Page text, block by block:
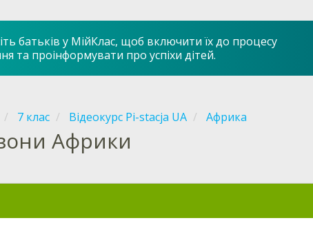
батьків у МійКлас, щоб включити їх до процесу
та проінформувати про успіхи дітей.
7 клас Відеокурс Pi-stacja UA Африка
Африки